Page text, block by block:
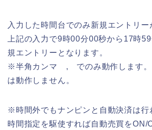
入力した時間台でのみ新規エントリー
上記の入力で9時00分00秒から17時
規エントリーとなります。
※半角カンマ , でのみ動作します。
は動作しません。
※時間外でもナンピンと自動決済は行
時間指定を駆使すれば自動売買をON/